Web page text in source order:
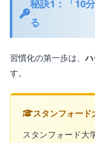
秘訣1：「10
る
習慣化の第一歩は、
す。
スタンフォー
スタンフォード大